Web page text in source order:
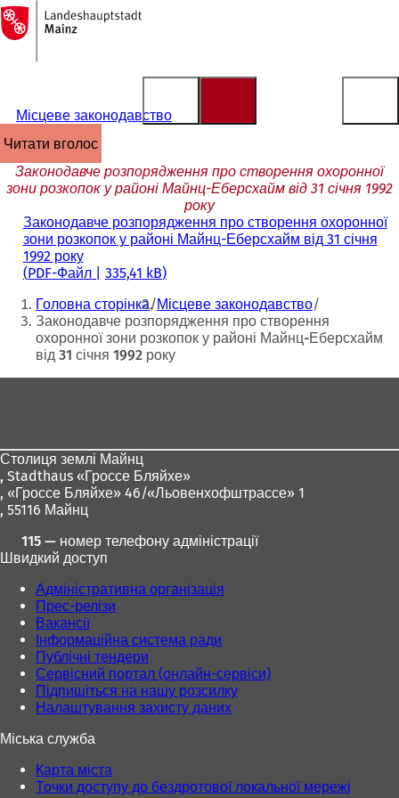
Перейти до змісту
На
головну
сторінку
Місцеве законодавство
читати вголос
Законодавче розпорядження про створення охоронної
зони розкопок у районі Майнц-Еберсхайм від 31 січня 1992
року
Законодавче розпорядження про створення охоронної
зони розкопок у районі Майнц-Еберсхайм від 31 січня
1992 року
PDF-Файл 335,41 kB
Ти
тут:
Головна сторінка Місцеве законодавство
Законодавче розпорядження про створення
охоронної зони розкопок у районі Майнц-Еберсхайм
від 31 січня 1992 року
Столиця землі Майнц
, Stadthaus «Гроссе Бляйхе»
, «Гроссе Бляйхе» 46/«Льовенхофштрассе» 1
, 55116 Майнц
115 — номер телефону адміністрації
Швидкий доступ
Адміністративна організація
Прес-релізи
Вакансії
Інформаційна система ради
Публічні тендери
Сервісний портал (онлайн-сервіси)
Підпишіться на нашу розсилку
Налаштування захисту даних
Міська служба
Карта міста
Точки доступу до бездротової локальної мережі